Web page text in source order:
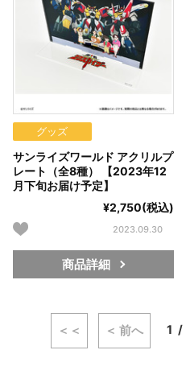
グッズ
サンライズワールド アクリルプ
レート（全8種） 【2023年12
月下旬お届け予定】
¥2,750(税込)
2023.09.30
商品詳細
＜＜ ＜ 前へ 1